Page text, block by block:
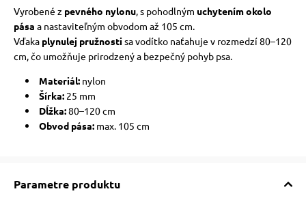
Vyrobené z pevného nylonu, s pohodlným uchytením okolo
pása a nastaviteľným obvodom až 105 cm.
Vďaka plynulej pružnostisa vodítko naťahuje v rozmedzí 80–120
cm, čo umožňuje prirodzený a bezpečný pohyb psa.
Materiál: nylon
Šírka: 25 mm
Dĺžka:80–120 cm
Obvod pása: max. 105 cm
Parametre produktu